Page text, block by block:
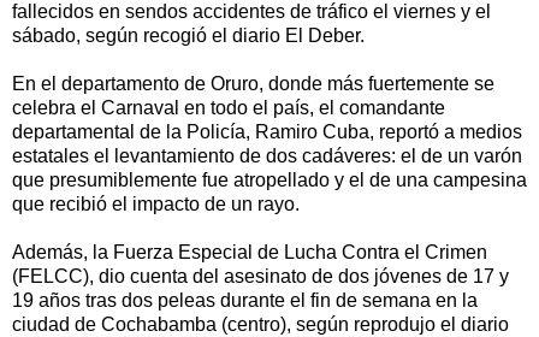
fallecidos en sendos accidentes de tráfico el viernes y el
sábado, según recogió el diario El Deber.
En el departamento de Oruro, donde más fuertemente se
celebra el Carnaval en todo el país, el comandante
departamental de la Policía, Ramiro Cuba, reportó a medios
estatales el levantamiento de dos cadáveres: el de un varón
que presumiblemente fue atropellado y el de una campesina
que recibió el impacto de un rayo.
Además, la Fuerza Especial de Lucha Contra el Crimen
(FELCC), dio cuenta del asesinato de dos jóvenes de 17 y
19 años tras dos peleas durante el fin de semana en la
ciudad de Cochabamba (centro), según reprodujo el diario